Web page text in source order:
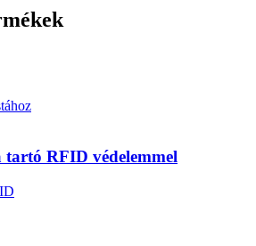
RFID védelemmel